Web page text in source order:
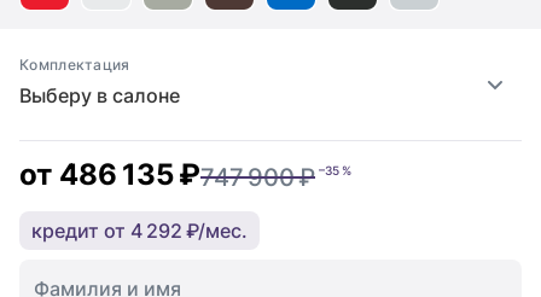
Выберу в салоне
Комплектация
от 486 135 ₽747 900 ₽ –35 %
кредит от 4 292 ₽/мес.